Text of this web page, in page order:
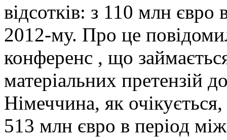
відсотків: з 110 млн
2012-му. Про це
конференс , що
матеріальних претензій
Німеччина, як
513 млн євро в період